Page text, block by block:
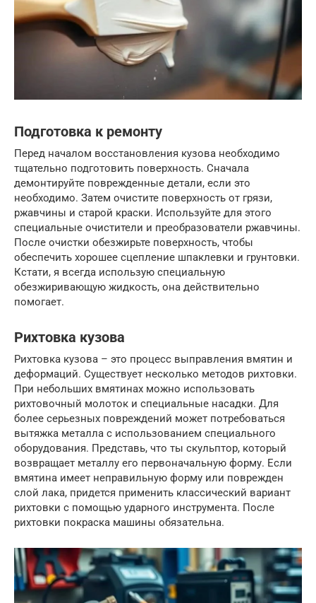
Подготовка к ремонту
Перед началом восстановления кузова необходимо
тщательно подготовить поверхность. Сначала
демонтируйте поврежденные детали, если это
необходимо. Затем очистите поверхность от грязи,
ржавчины и старой краски. Используйте для этого
специальные очистители и преобразователи ржавчины.
После очистки обезжирьте поверхность, чтобы
обеспечить хорошее сцепление шпаклевки и грунтовки.
Кстати, я всегда использую специальную
обезжиривающую жидкость, она действительно
помогает.
Рихтовка кузова
Рихтовка кузова – это процесс выправления вмятин и
деформаций. Существует несколько методов рихтовки.
При небольших вмятинах можно использовать
рихтовочный молоток и специальные насадки. Для
более серьезных повреждений может потребоваться
вытяжка металла с использованием специального
оборудования. Представь, что ты скульптор, который
возвращает металлу его первоначальную форму. Если
вмятина имеет неправильную форму или поврежден
слой лака, придется применить классический вариант
рихтовки с помощью ударного инструмента. После
рихтовки покраска машины обязательна.